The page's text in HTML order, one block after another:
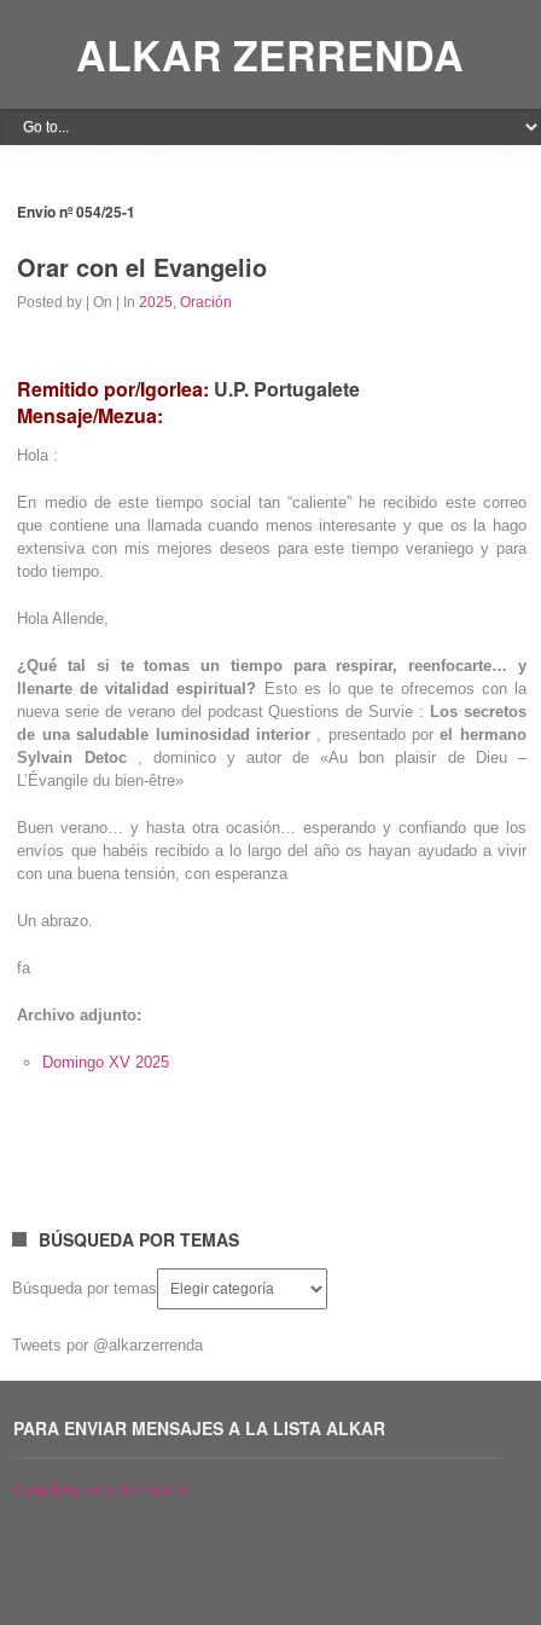
ALKAR ZERRENDA
Envío nº 054/25-1
Orar con el Evangelio
Posted by | On | In2025,Oración
Remitido por/Igorlea: U.P. Portugalete
Mensaje/Mezua:
Hola :
En medio de este tiempo social tan “caliente” he recibido este correo
que contiene una llamada cuando menos interesante y que os la hago
extensiva con mis mejores deseos para este tiempo veraniego y para
todo tiempo.
Hola Allende,
¿Qué tal si te tomas un tiempo para respirar, reenfocarte… y
llenarte de vitalidad espiritual? Esto es lo que te ofrecemos con la
nueva serie de verano del podcast Questions de Survie : Los secretos
de una saludable luminosidad interior , presentado porel hermano
Sylvain Detoc, dominico y autor de «Au bon plaisir de Dieu –
L’Évangile du bien-être»
Buen verano… y hasta otra ocasión… esperando y confiando que los
envíos que habéis recibido a lo largo del año os hayan ayudado a vivir
con una buena tensión, con esperanza
Un abrazo.
fa
Archivo adjunto:
Domingo XV 2025
BÚSQUEDA POR TEMAS
Búsqueda por temas
Tweets por @alkarzerrenda
PARA ENVIAR MENSAJES A LA LISTA ALKAR
Completa este formulario